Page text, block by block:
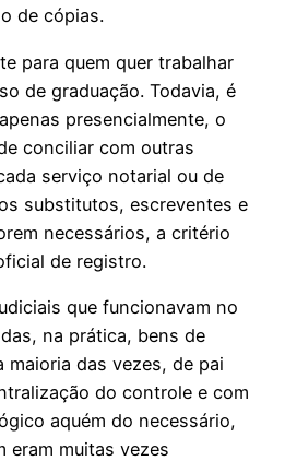
de cópias.
para quem quer trabalhar
de graduação. Todavia, é
presencialmente, o
conciliar com outras
serviço notarial ou de
substitutos, escreventes e
necessários, a critério
de registro.
que funcionavam no
na prática, bens de
maioria das vezes, de pai
do controle e com
aquém do necessário,
eram muitas vezes